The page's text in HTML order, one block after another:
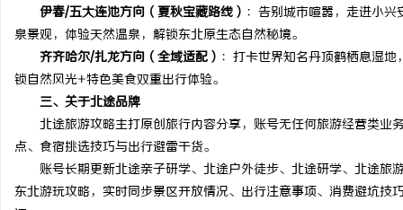
伊春/五大连池方向（夏秋宝藏路线） ：告别城市喧嚣，走进小
泉景观，体验天然温泉，解锁东北原生态自然秘境。
齐齐哈尔/扎龙方向（全域适配） ：打卡世界知名丹顶鹤栖息湿
锁自然风光+特色美食双重出行体验。
三、关于北途品牌
北途旅游攻略主打原创旅行内容分享，账号无任何旅游经营类业
点、食宿挑选技巧与出行避雷干货。
账号长期更新北途亲子研学、北途户外徒步、北途研学、北途旅
东北游玩攻略，实时同步景区开放情况、出行注意事项、消费避坑